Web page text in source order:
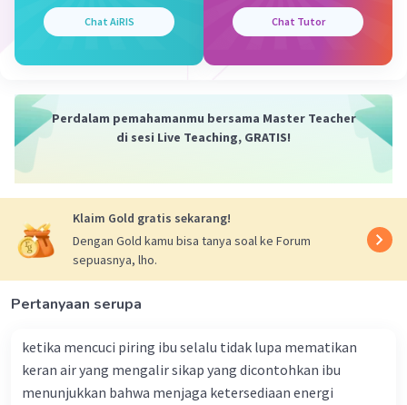
Iklan
Chat AiRIS Chat Tutor
Perdalam pemahamanmu bersama Master Teacher
di sesi Live Teaching, GRATIS!
Klaim Gold gratis sekarang!
Dengan Gold kamu bisa tanya soal ke Forum
sepuasnya, lho.
Pertanyaan serupa
ketika mencuci piring ibu selalu tidak lupa mematikan
keran air yang mengalir sikap yang dicontohkan ibu
menunjukkan bahwa menjaga ketersediaan energi